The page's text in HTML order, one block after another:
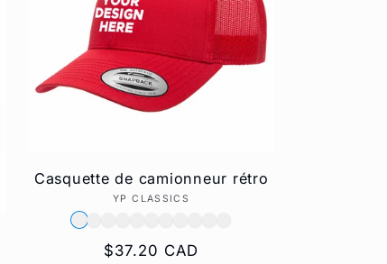
Casquette de camionneur rétro
Fournisseur :
YP CLASSICS
Prix
$37.20 CAD